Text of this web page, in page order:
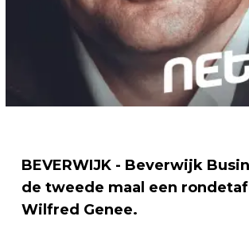
BEVERWIJK - Beverwijk
de tweede maal een
Wilfred Genee.